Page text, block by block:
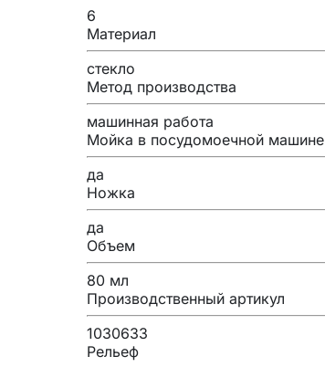
6
Материал
стекло
Метод производства
машинная работа
Мойка в посудомоечной машине
да
Ножка
да
Объем
80 мл
Производственный артикул
1030633
Рельеф